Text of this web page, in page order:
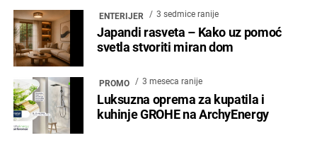
ENTERIJER 3 sedmice ranije
Japandi rasveta – Kako uz pomoć
svetla stvoriti miran dom
PROMO 3 meseca ranije
Luksuzna oprema za kupatila i
kuhinje GROHE na ArchyEnergy